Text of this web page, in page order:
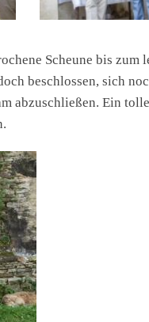
Scheune bis zum
beschlossen, sich
abzuschließen. Ein